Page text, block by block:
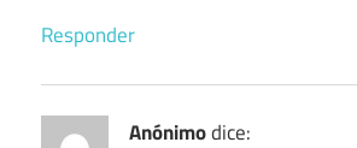
Responder
Anónimodice: